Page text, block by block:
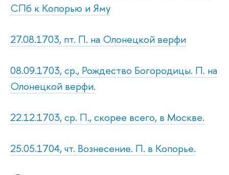
СПб к Копорью и Яму
27.08.1703, пт. П. на Олонецкой верфи
08.09.1703, ср., Рождество Богородицы. П. на
Олонецкой верфи.
22.12.1703, ср. П., скорее всего, в Москве.
25.05.1704, чт. Вознесение. П. в Копорье.